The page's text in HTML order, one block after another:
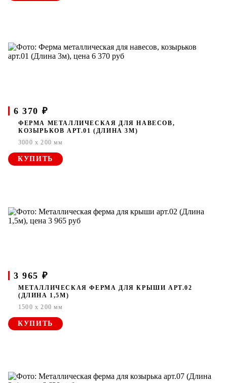
6 370 ₽
ФЕРМА МЕТАЛЛИЧЕСКАЯ ДЛЯ НАВЕСОВ,
КОЗЫРЬКОВ АРТ.01 (ДЛИНА 3М)
3000 x 200 мм
КУПИТЬ
3 965 ₽
МЕТАЛЛИЧЕСКАЯ ФЕРМА ДЛЯ КРЫШИ АРТ.02
(ДЛИНА 1,5М)
1500 x 200 мм
КУПИТЬ